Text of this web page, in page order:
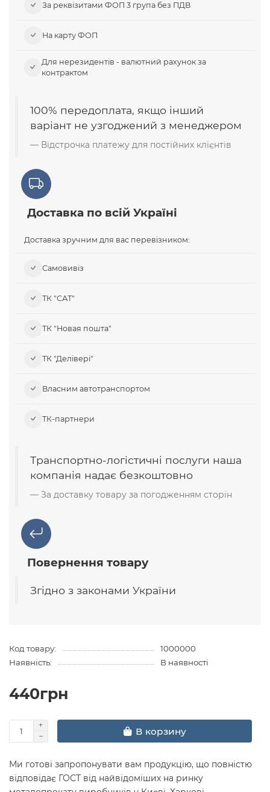
За реквізитами ФОП 3 група без ПДВ
На карту ФОП
Для нерезидентів - валютний рахунок за
контрактом
100% передоплата, якщо інший
варіант не узгоджений з менеджером
Відстрочка платежу для постійних клієнтів
Доставка по всій Україні
Доставка зручним для вас перевізником:
Самовивіз​
ТК "САТ"
ТК "Новая пошта"
ТК "Делівері"
Власним автотранспортом
ТК-партнери
Транспортно-логістичні послуги наша
компанія надає безкоштовно
За доставку товару за погодженням сторін
Повернення товару
Згідно з законами України
Код товару:
1000000
Наявність:
В наявності
440грн
В корзину
Ми готові запропонувати вам продукцію, що повністю
відповідає ГОСТ від найвідоміших на ринку